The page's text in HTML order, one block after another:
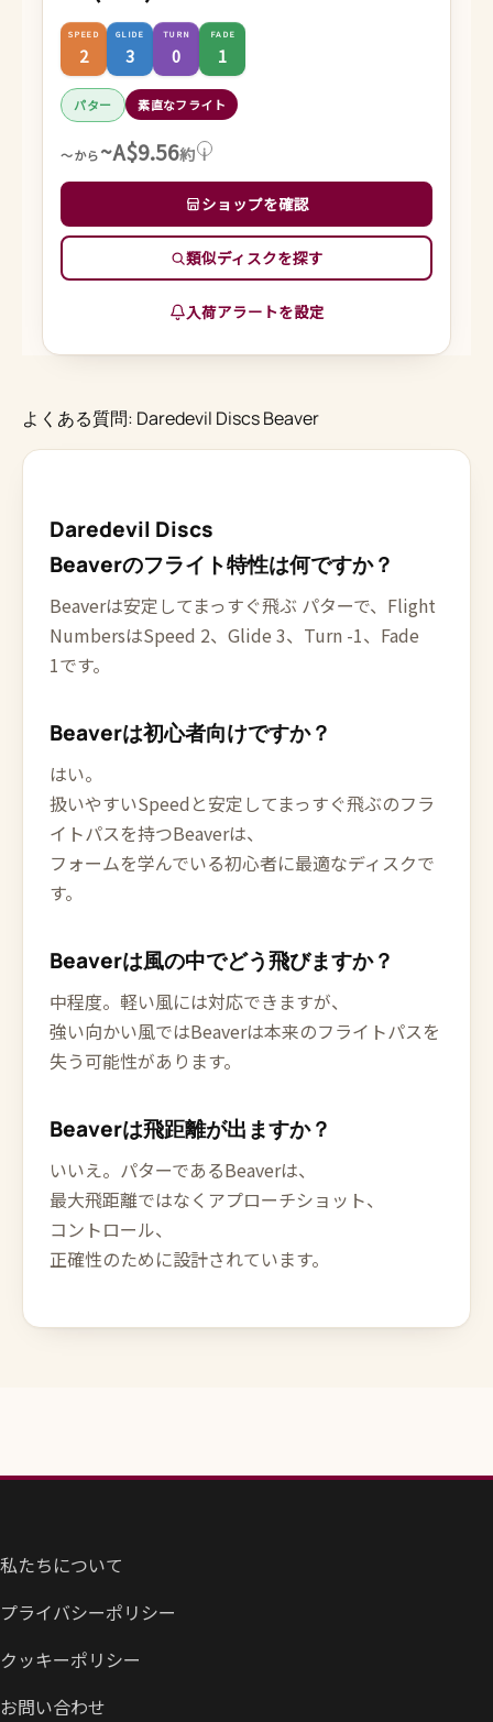
SPEED
2
GLIDE
3
TURN
0
FADE
1
パター 素直なフライト
～から~A$9.56約 i
ショップを確認
類似ディスクを探す
入荷アラートを設定
よくある質問: Daredevil Discs Beaver
Daredevil Discs
Beaverのフライト特性は何ですか？
Beaverは安定してまっすぐ飛ぶ パターで、Flight
NumbersはSpeed 2、Glide 3、Turn -1、Fade
1です。
Beaverは初心者向けですか？
はい。
扱いやすいSpeedと安定してまっすぐ飛ぶのフラ
イトパスを持つBeaverは、
フォームを学んでいる初心者に最適なディスクで
す。
Beaverは風の中でどう飛びますか？
中程度。軽い風には対応できますが、
強い向かい風ではBeaverは本来のフライトパスを
失う可能性があります。
Beaverは飛距離が出ますか？
いいえ。パターであるBeaverは、
最大飛距離ではなくアプローチショット、
コントロール、
正確性のために設計されています。
私たちについて
プライバシーポリシー
クッキーポリシー
お問い合わせ